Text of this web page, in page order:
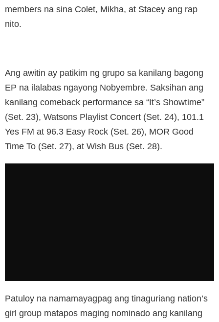
members na sina Colet, Mikha, at Stacey ang rap
nito.
Ang awitin ay patikim ng grupo sa kanilang bagong
EP na ilalabas ngayong Nobyembre. Saksihan ang
kanilang comeback performance sa “It’s Showtime”
(Set. 23), Watsons Playlist Concert (Set. 24), 101.1
Yes FM at 96.3 Easy Rock (Set. 26), MOR Good
Time To (Set. 27), at Wish Bus (Set. 28).
Patuloy na namamayagpag ang tinaguriang nation’s
girl group matapos maging nominado ang kanilang